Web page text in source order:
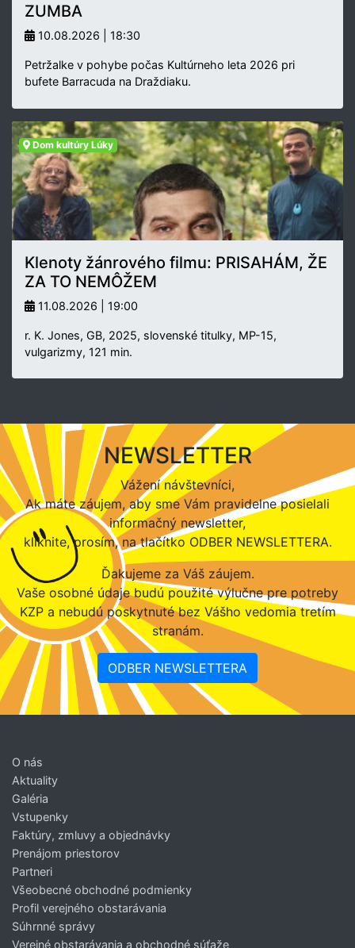
ZUMBA
10.08.2026 | 18:30
Petržalke v pohybe počas Kultúrneho leta 2026 pri
bufete Barracuda na Draždiaku.
Dom kultúry Lúky
Klenoty žánrového filmu: PRISAHÁM, ŽE
ZA TO NEMÔŽEM
11.08.2026 | 19:00
r. K. Jones, GB, 2025, slovenské titulky, MP-15,
vulgarizmy, 121 min.
NEWSLETTER
Vážení návštevníci,
Ak máte záujem, aby sme Vám pravidelne posielali
informačný newsletter,
kliknite, prosím, na tlačítko ODBER NEWSLETTERA.
Ďakujeme za Váš záujem.
Vaše osobné údaje budú použité výlučne pre potreby
KZP a nebudú poskytnuté bez Vášho vedomia tretím
stranám.
ODBER NEWSLETTERA
O nás
Aktuality
Galéria
Vstupenky
Faktúry, zmluvy a objednávky
Prenájom priestorov
Partneri
Všeobecné obchodné podmienky
Profil verejného obstarávania
Súhrnné správy
Verejné obstarávania a obchodné súťaže